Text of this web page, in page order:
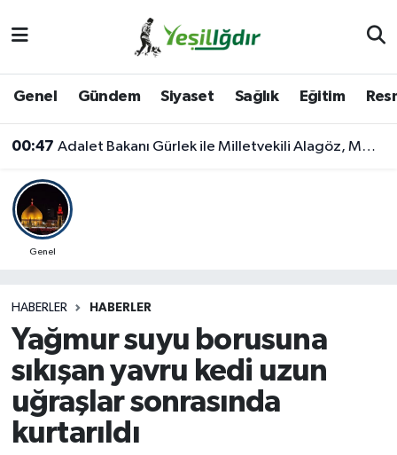
Genel Gündem Siyaset Sağlık Eğitim
00:47 Adalet Bakanı Gürlek ile Milletvekili Alagöz, MHP İl Başkanlığını Ziyaret Etti
Genel
HABERLER HABERLER
Yağmur suyu borusuna
sıkışan yavru kedi uzun
uğraşlar sonrasında
kurtarıldı
Iğdır Trafik Yoğunluk Haritası
Süper Lig Puan Durumu ve Fikstür
Son Dakika Haberleri
Haber Arşivi